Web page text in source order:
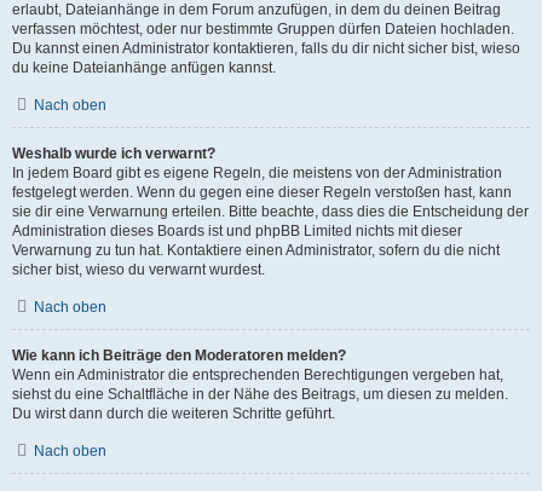
erlaubt, Dateianhänge in dem Forum anzufügen, in dem du deinen Beitrag
verfassen möchtest, oder nur bestimmte Gruppen dürfen Dateien hochladen.
Du kannst einen Administrator kontaktieren, falls du dir nicht sicher bist, wieso
du keine Dateianhänge anfügen kannst.
Nach oben
Weshalb wurde ich verwarnt?
In jedem Board gibt es eigene Regeln, die meistens von der Administration
festgelegt werden. Wenn du gegen eine dieser Regeln verstoßen hast, kann
sie dir eine Verwarnung erteilen. Bitte beachte, dass dies die Entscheidung der
Administration dieses Boards ist und phpBB Limited nichts mit dieser
Verwarnung zu tun hat. Kontaktiere einen Administrator, sofern du die nicht
sicher bist, wieso du verwarnt wurdest.
Nach oben
Wie kann ich Beiträge den Moderatoren melden?
Wenn ein Administrator die entsprechenden Berechtigungen vergeben hat,
siehst du eine Schaltfläche in der Nähe des Beitrags, um diesen zu melden.
Du wirst dann durch die weiteren Schritte geführt.
Nach oben